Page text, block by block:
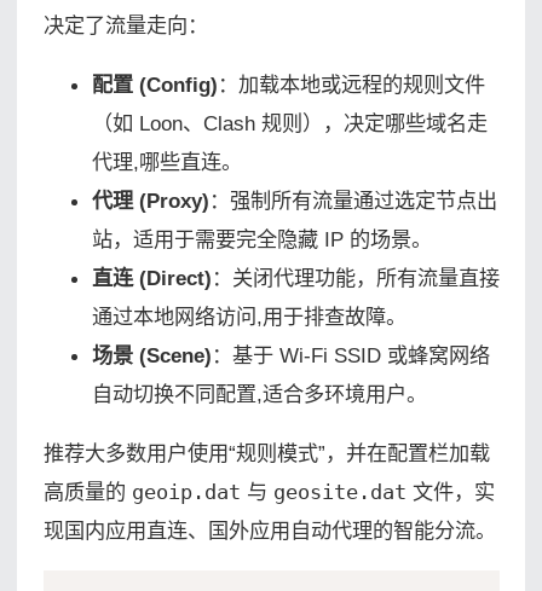
决定了流量走向：
配置 (Config) ：加载本地或远程的规则文件
（如 Loon、Clash 规则），决定哪些域名走
代理,哪些直连。
代理 (Proxy) ：强制所有流量通过选定节点出
站，适用于需要完全隐藏 IP 的场景。
直连 (Direct) ：关闭代理功能，所有流量直接
通过本地网络访问,用于排查故障。
场景 (Scene) ：基于 Wi-Fi SSID 或蜂窝网络
自动切换不同配置,适合多环境用户。
推荐大多数用户使用“规则模式”，并在配置栏加载
高质量的 geoip.dat 与 geosite.dat 文件，实
现国内应用直连、国外应用自动代理的智能分流。